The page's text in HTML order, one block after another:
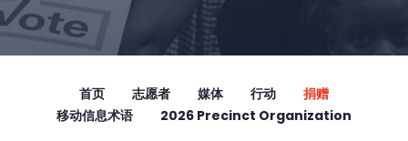
首页 志愿者 媒体 行动
捐赠
移动信息术语
2026 Precinct Organization